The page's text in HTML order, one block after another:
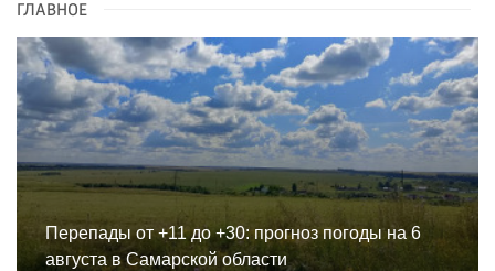
ГЛАВНОЕ
Перепады от +11 до +30: прогноз погоды на 6
августа в Самарской области